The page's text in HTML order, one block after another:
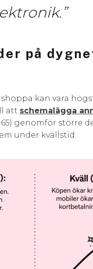
på
shoppa kan vara
att schemalägga
genomför större
under kvällstid: